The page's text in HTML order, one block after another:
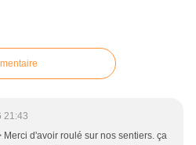
21:43
Merci d'avoir roulé sur nos sentiers. ça